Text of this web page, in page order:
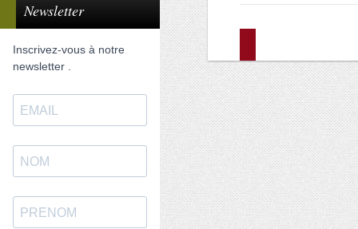
Newsletter
Inscrivez-vous à notre
newsletter .